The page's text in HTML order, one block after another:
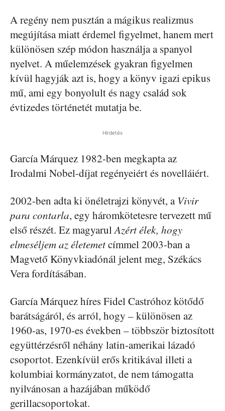
A regény nem pusztán a mágikus realizmus
megújítása miatt érdemel figyelmet, hanem mert
különösen szép módon használja a spanyol
nyelvet. A műelemzések gyakran figyelmen
kívül hagyják azt is, hogy a könyv igazi epikus
mű, ami egy bonyolult és nagy család sok
évtizedes történetét mutatja be.
Hirdetés
García Márquez 1982-ben megkapta az
Irodalmi Nobel-díjat regényeiért és novelláiért.
2002-ben adta ki önéletrajzi könyvét, aVivir
para contarla, egy háromkötetesre tervezett mű
első részét. Ez magyarulAzért élek, hogy
elmeséljem az életemetcímmel 2003-ban a
Magvető Könyvkiadónál jelent meg, Székács
Vera fordításában.
García Márquez híres Fidel Castróhoz kötődő
barátságáról, és arról, hogy – különösen az
1960-as, 1970-es években – többször biztosított
együttérzésről néhány latin-amerikai lázadó
csoportot. Ezenkívül erős kritikával illeti a
kolumbiai kormányzatot, de nem támogatta
nyilvánosan a hazájában működő
gerillacsoportokat.